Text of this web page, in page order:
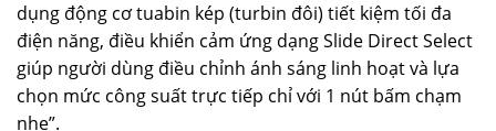
dụng động cơ tuabin kép (turbin đôi) tiết kiệm tối đa
điện năng, điều khiển cảm ứng dạng Slide Direct Select
giúp người dùng điều chỉnh ánh sáng linh hoạt và lựa
chọn mức công suất trực tiếp chỉ với 1 nút bấm chạm
nhẹ”.